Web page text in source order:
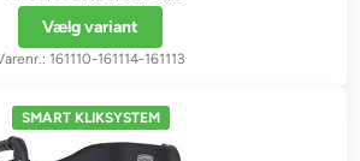
Vælg variant
161110-161114-161113
SMART KLIKSYSTEM